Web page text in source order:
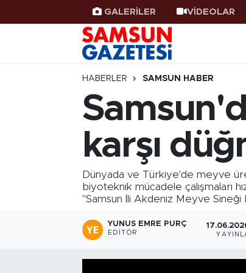
GALERİLER VİDEOLAR
HABERLER SAMSUN HABER
karşı
Dünyada ve Türkiye'de meyve
biyoteknik mücadele çalışmaları
"Samsun İli Akdeniz Meyve Sineği
YUNUS EMRE PURÇ
EDITÖR
Samsun Haber
Samsunspor
Samsun Rehberi
Resmi İlanlar
Samsun Nöbetçi Eczaneler
Samsun Hava Durumu
SAMSUN Namaz Vakitleri
Samsun Trafik Yoğunluk Haritası
Süper Lig Puan Durumu ve Fikstür
Tüm Manşetler
Son Dakika Haberleri